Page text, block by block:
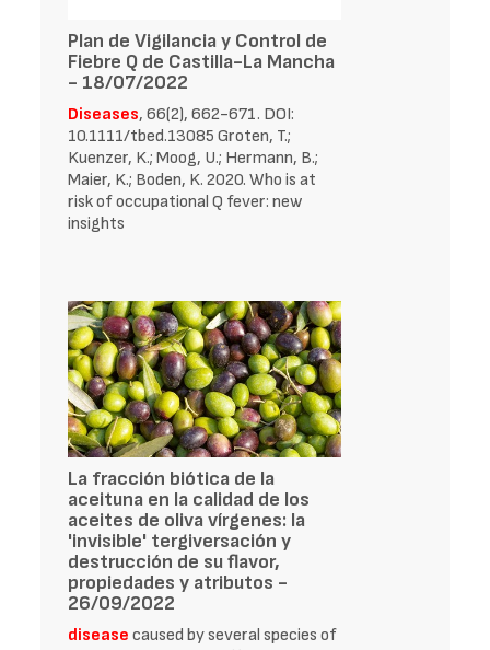
Plan de Vigilancia y Control de
Fiebre Q de Castilla-La Mancha
- 18/07/2022
Diseases, 66(2), 662-671. DOI:
10.1111/tbed.13085 Groten, T.;
Kuenzer, K.; Moog, U.; Hermann, B.;
Maier, K.; Boden, K. 2020. Who is at
risk of occupational Q fever: new
insights
La fracción biótica de la
aceituna en la calidad de los
aceites de oliva vírgenes: la
'invisible' tergiversación y
destrucción de su flavor,
propiedades y atributos -
26/09/2022
disease caused by several species of